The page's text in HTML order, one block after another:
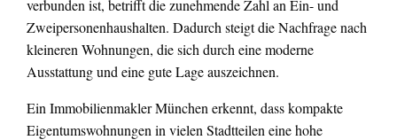
verbunden ist, betrifft die zunehmende Zahl an Ein- und
Zweipersonenhaushalten. Dadurch steigt die Nachfrage nach
kleineren Wohnungen, die sich durch eine moderne
Ausstattung und eine gute Lage auszeichnen.
Ein Immobilienmakler München erkennt, dass kompakte
Eigentumswohnungen in vielen Stadtteilen eine hohe